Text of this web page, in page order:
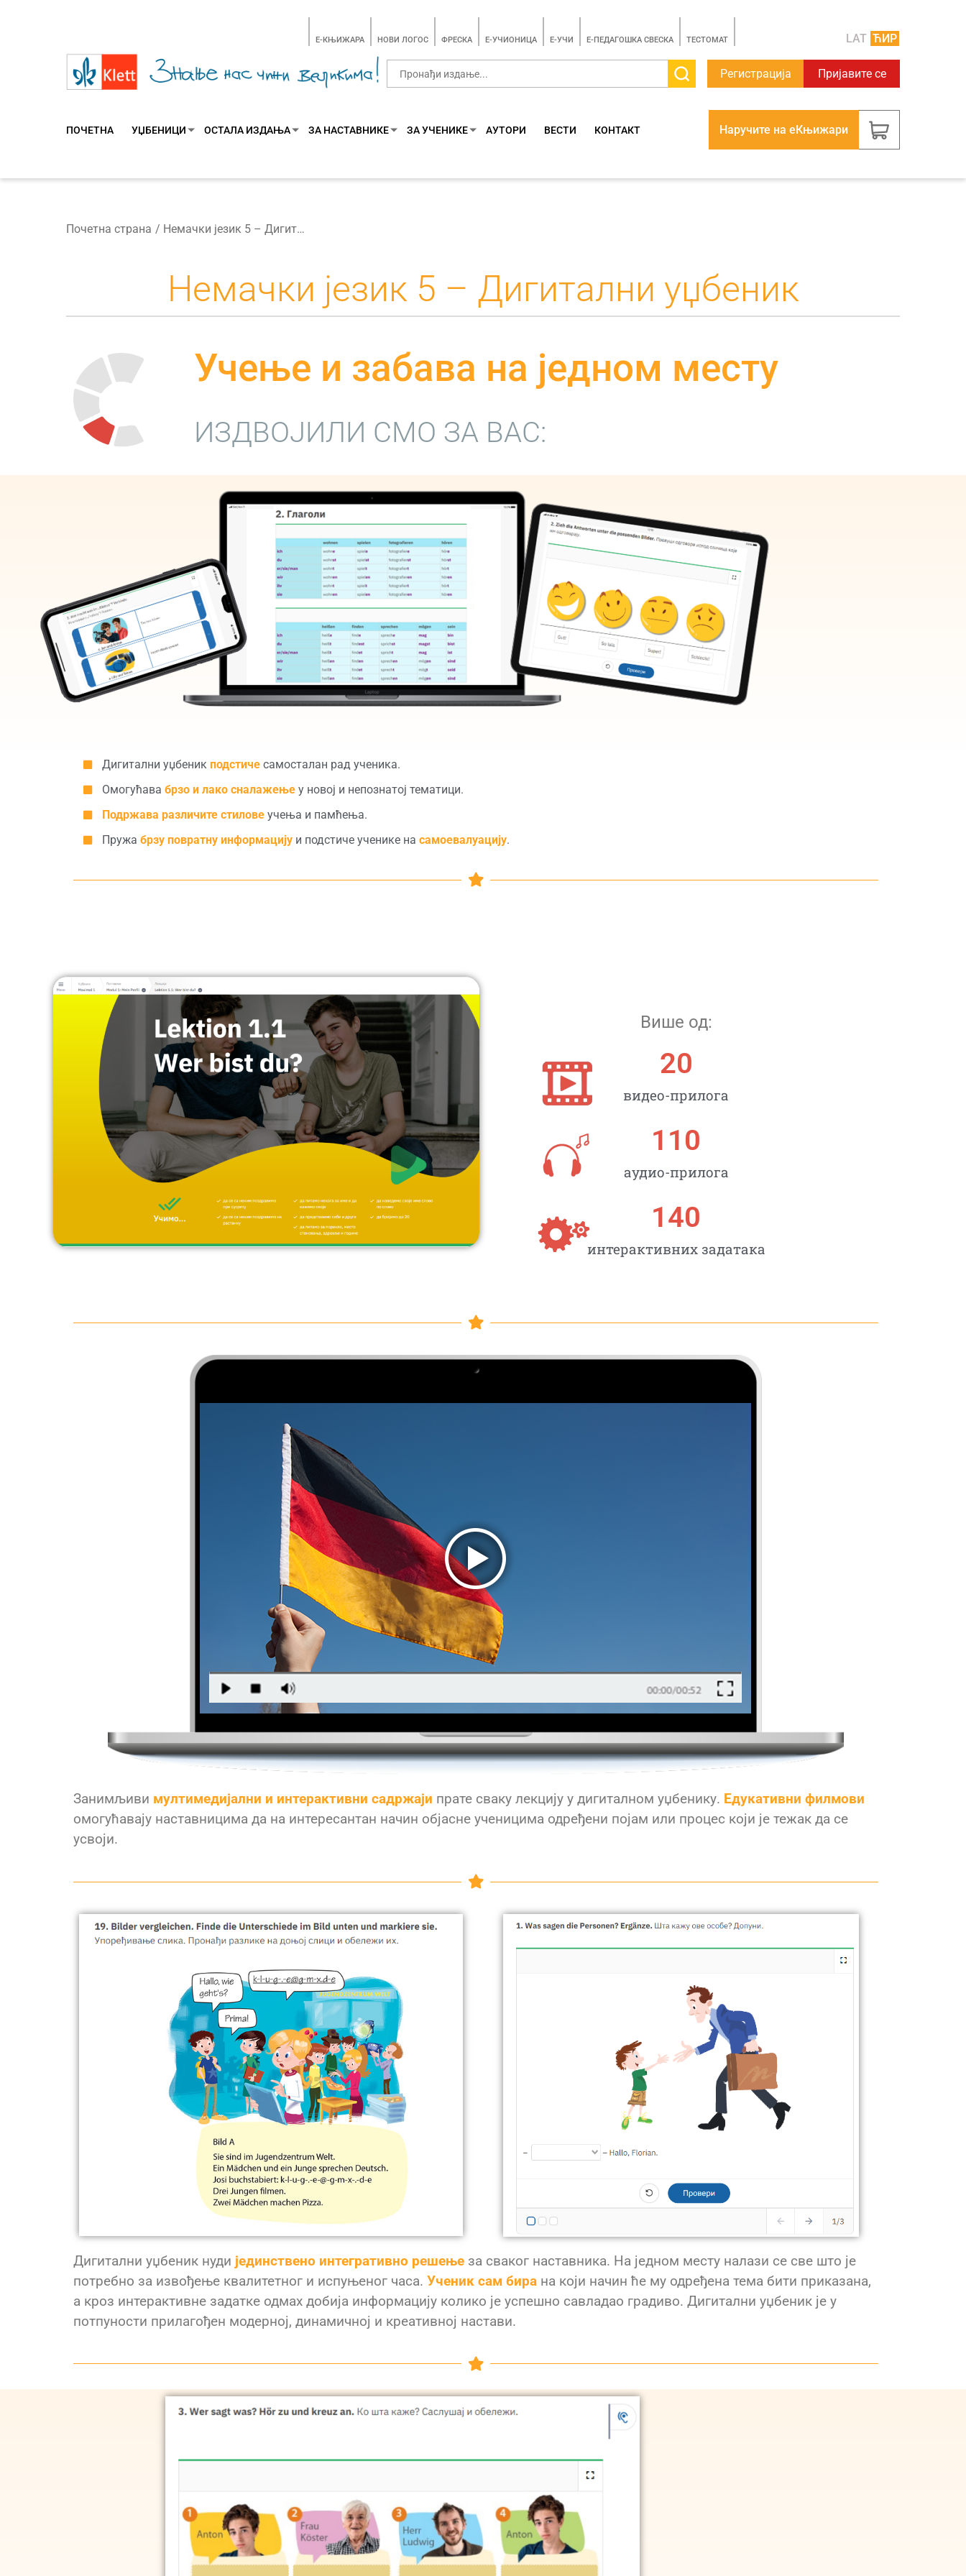
E-КЊИЖАРА НОВИ ЛОГОС ФРЕСКА E-УЧИОНИЦА E-УЧИ Е-ПЕДАГОШКА СВЕСКА TЕСТОМАТ LAT ЋИР
Регистрација Пријавите се
ПОЧЕТНА УЏБЕНИЦИ ОСТАЛА ИЗДАЊА ЗА НАСТАВНИКЕ ЗА УЧЕНИКЕ АУТОРИ ВЕСТИ КОНТАКТ Наручите на еКњижари
Почетна страна Немачки језик 5 – Дигитални уџбеник
Немачки језик 5 – Дигитални уџбеник
Учење и забава на једном месту
ИЗДВОЈИЛИ СМО ЗА ВАС:
Дигитални уџбеникподстиче самосталан рад ученика.
Омогућава брзо и лако сналажење у новој и непознатој тематици.
Подржава различите стиловеучења и памћења.
Пружа брзу повратну информацијуи подстиче ученике на самоевалуацију.
Више од:
видео-прилога
20
аудио-прилога
110
интерактивних задатака
140
Занимљиви мултимедијални и интерактивни садржаји прате сваку лекцију у дигиталном уџбенику. Едукативни филмови
омогућавају наставницима да на интересантан начин објасне ученицима одређени појам или процес који је тежак да се
усвоји.
Дигитални уџбеник нуди јединствено интегративно решење за сваког наставника. На једном месту налази се све што је
потребно за извођење квалитетног и испуњеног часа. Ученик сам бира на који начин ће му одређена тема бити приказана,
а кроз интерактивне задатке одмах добија информацију колико је успешно савладао градиво. Дигитални уџбеник је у
потпуности прилагођен модерној, динамичној и креативној настави.